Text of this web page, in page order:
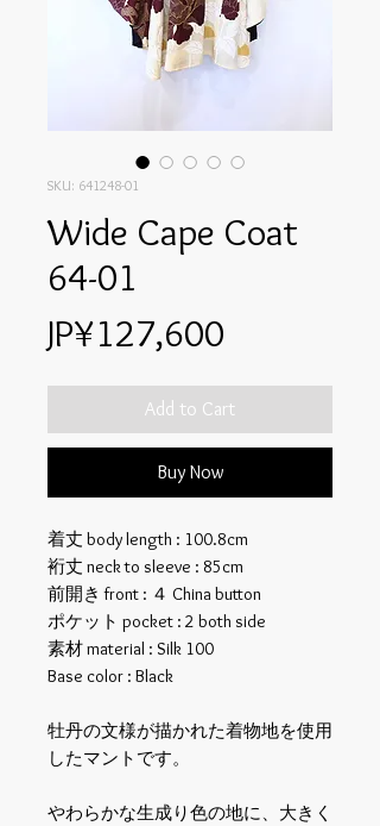
SKU: 641248-01
Wide Cape Coat
64-01
JP¥127,600
Add to Cart
Buy Now
着丈 body length : 100.8cm
裄丈 neck to sleeve : 85cm
前開き front : ４ China button
ポケット pocket : 2 both side
素材 material : Silk 100
Base color : Black
牡丹の文様が描かれた着物地を使用
したマントです。
やわらかな生成り色の地に、大きく